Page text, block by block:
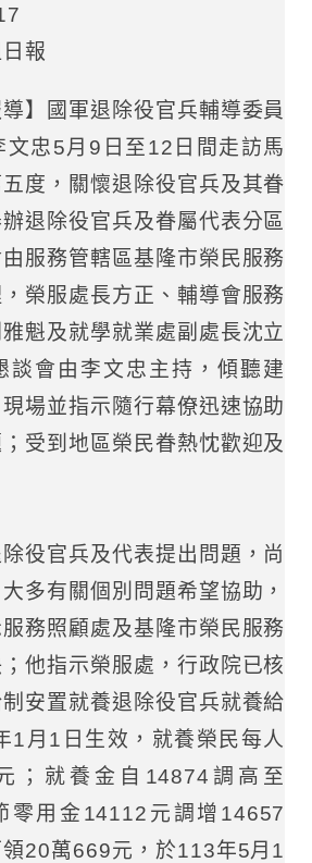
報
導】國軍退除役官兵輔導委員
文忠5月9日至12日間走訪馬
度，關懷退除役官兵及其眷
退除役官兵及眷屬代表分區
服務管轄區基隆市榮民服務
榮服處長方正、輔導會服務
魁及就學就業處副處長沈立
談會由李文忠主持，傾聽建
場並指示隨行幕僚迅速協助
受到地區榮民眷熱忱歡迎及
役官兵及代表提出問題，尚
多有關個別問題希望協助，
務照顧處及基隆市榮民服務
他指示榮服處，行政院已核
安置就養退除役官兵就養給
1月1日生效，就養榮民每人
；就養金自14874調高至
零用金14112元調增14657
20萬669元，於113年5月1